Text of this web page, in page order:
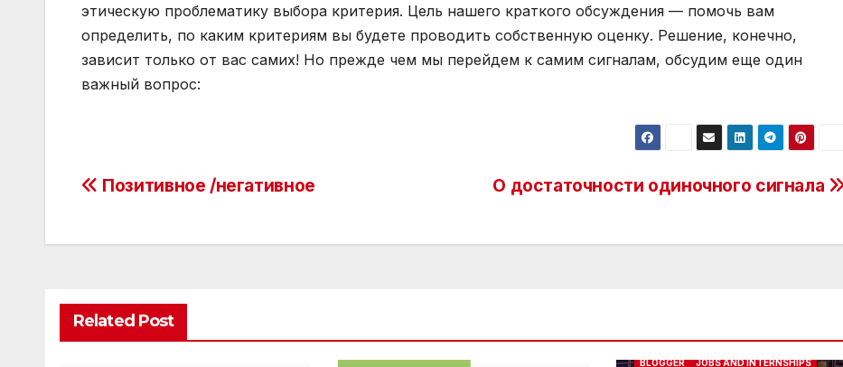
этическую проблематику выбора критерия. Цель нашего краткого обсуждения — помочь вам
определить, по каким критериям вы будете проводить собственную оценку. Решение, конечно,
зависит только от вас самих! Но прежде чем мы перейдем к самим сигналам, обсудим еще один
важный вопрос:
Post
О достаточности одиночного сигнала
Позитивное /негативное
Related Post
BLOGGER
JOBS AND INTERNSHIPS